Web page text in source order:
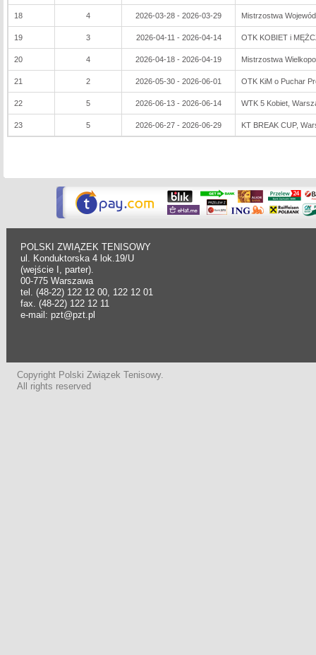
18 4 2026-03-28 - 2026-03-29 Mistrzostwa
19 3 2026-04-11 - 2026-04-14 OTK KOBIET i
20 4 2026-04-18 - 2026-04-19 Mistrzostwa
21 2 2026-05-30 - 2026-06-01 OTK KiM o Puchar
22 5 2026-06-13 - 2026-06-14 WTK 5 Kobiet,
23 5 2026-06-27 - 2026-06-29 KT BREAK CUP,
POLSKI ZWIĄZEK TENISOWY
ul. Konduktorska 4 lok.19/U
(wejście I, parter).
00-775 Warszawa
tel. (48-22) 122 12 00, 122 12 01
fax. (48-22) 122 12 11
e-mail: pzt@pzt.pl
Copyright Polski Związek Tenisowy.
All rights reserved